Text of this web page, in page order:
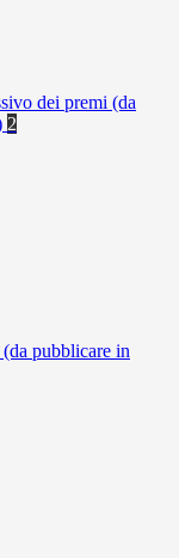
dei premi (da
2
pubblicare in